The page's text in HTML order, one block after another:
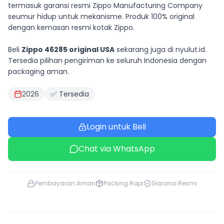
termasuk garansi resmi Zippo Manufacturing Company
seumur hidup untuk mekanisme. Produk 100% original
dengan kemasan resmi kotak Zippo.
Beli Zippo 46285 original USA sekarang juga di nyulut.id.
Tersedia pilihan pengiriman ke seluruh Indonesia dengan
packaging aman.
2026 ✅ Tersedia
Login untuk Beli
Chat via WhatsApp
Pembayaran Aman Packing Rapi Garansi Resmi